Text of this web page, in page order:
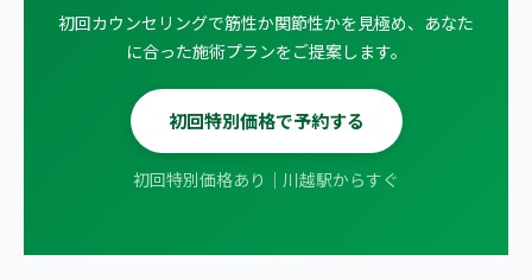
初回カウンセリングで筋性か関節性かを見極め、あなた
に合った施術プランをご提案します。
初回特別価格で予約する
初回特別価格あり｜川越駅からすぐ